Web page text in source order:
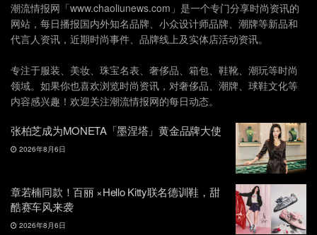
潮流情报网「www.chaoliunews.com」是一个专门分享时尚资讯的
网站，每日播报国内外知名品牌、小众设计师品牌、潮牌等新品和
代言人资讯，近期时尚事件、品牌线上及实体店活动资讯。
专注于服装、美妆、珠宝名表、奢侈品、箱包、鞋靴、潮玩等时尚
领域。如果你也喜欢浏览时尚资讯，对奢侈品、潮牌、球鞋文化等
内容感兴趣！欢迎关注潮流情报网的每日动态。
张柏芝成为MONETA「墨涅塔」黄金品牌大使
2026年8月6日
章若楠同款！百丽 ×Hello Kitty联名德训鞋，甜
酷赛车风来袭
2026年8月6日